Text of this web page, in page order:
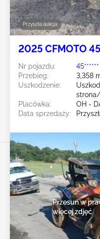
Przyszła aukcja
2025 CFMOTO
Nr pojazdu:
45******
Przebieg:
3,358
Uszkodzenie:
Placówka:
OH -
Data sprzedaży:
Przesuń w
więcej zdjęć